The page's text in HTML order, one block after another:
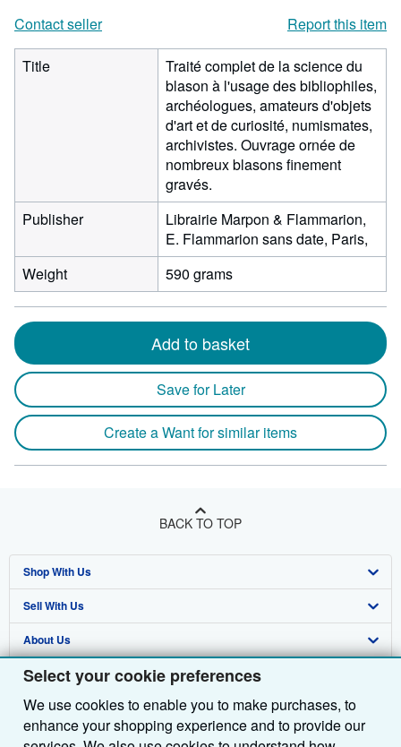
Select your cookie preferences
We use cookies to enable you to make purchases, to
enhance your shopping experience and to provide our
Contact seller
Report this item
Title
Traité complet de la science du
blason à l'usage des bibliophiles,
archéologues, amateurs d'objets
d'art et de curiosité, numismates,
archivistes. Ouvrage ornée de
nombreux blasons finement
gravés.
Publisher
Librairie Marpon & Flammarion,
E. Flammarion sans date, Paris,
Weight
590 grams
Add to basket
Save for Later
Create a Want for similar items
BACK TO TOP
Shop With Us
Advanced Search
Browse Collections
My Account
My Orders
View Basket
Sell With Us
Start Selling
Join Our Affiliate Programme
Book Buyback
Refer a seller
About Us
About AbeBooks
Media
Careers
Find Help
Help
Customer Service
Other AbeBooks Companies
AbeBooks.com
Follow AbeBooks